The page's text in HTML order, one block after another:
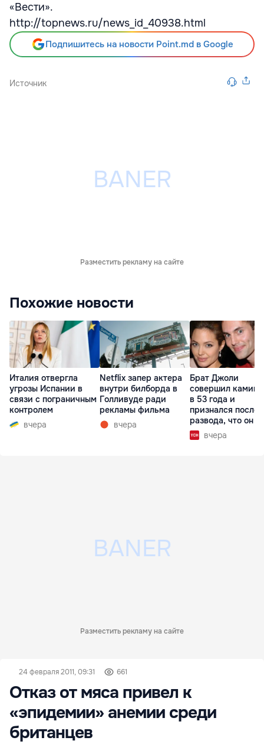
«Вести».
http://topnews.ru/news_id_40938.html
Подпишитесь на новости Point.md в Google
Источник
Разместить рекламу на сайте
Похожие новости
Италия отвергла
угрозы Испании в
связи с пограничным
контролем
вчера
Netflix запер актера
внутри билборда в
Голливуде ради
рекламы фильма
вчера
Брат Джоли
совершил
в 53 года и
признался после
развода, что он
вчера
Разместить рекламу на сайте
24 февраля 2011, 09:31 661
Отказ от мяса привел к
«эпидемии» анемии среди
британцев